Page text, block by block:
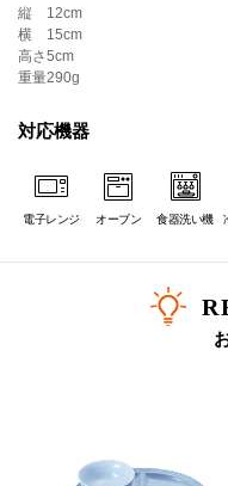
縦
12cm
横
15cm
高さ5cm
重量290g
対応機器
電子レンジ オーブン 食器洗い機